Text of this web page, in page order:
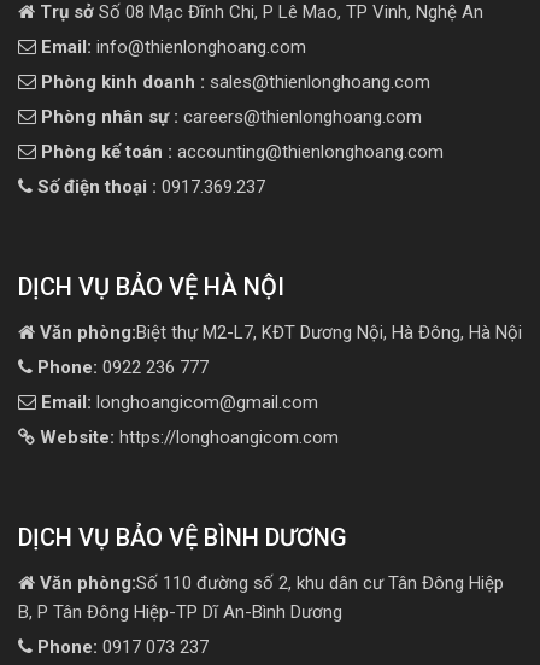
Trụ sở Số 08 Mạc Đĩnh Chi, P Lê Mao, TP Vinh, Nghệ An
Email: info@thienlonghoang.com
Phòng kinh doanh : sales@thienlonghoang.com
Phòng nhân sự : careers@thienlonghoang.com
Phòng kế toán : accounting@thienlonghoang.com
Số điện thoại : 0917.369.237
DỊCH VỤ BẢO VỆ HÀ NỘI
Văn phòng:Biệt thự M2-L7, KĐT Dương Nội, Hà Đông, Hà Nội
Phone: 0922 236 777
Email: longhoangicom@gmail.com
Website: https://longhoangicom.com
DỊCH VỤ BẢO VỆ BÌNH DƯƠNG
Văn phòng:Số 110 đường số 2, khu dân cư Tân Đông Hiệp
B, P Tân Đông Hiệp-TP Dĩ An-Bình Dương
Phone: 0917 073 237